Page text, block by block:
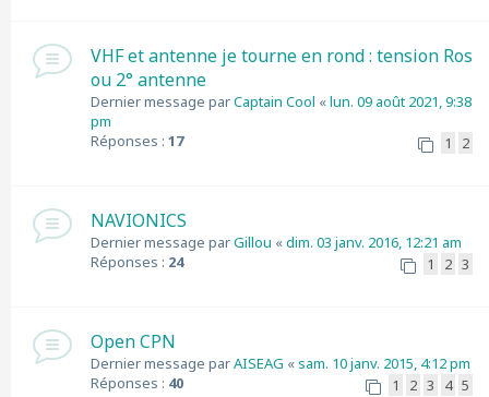
VHF et antenne je tourne en rond : tension Ros
ou 2° antenne
Dernier message parCaptain Cool «lun. 09 août 2021, 9:38
pm
Réponses : 17 1 2
NAVIONICS
Dernier message parGillou «dim. 03 janv. 2016, 12:21 am
Réponses : 24 1 2 3
Open CPN
Dernier message parAISEAG «sam. 10 janv. 2015, 4:12 pm
Réponses : 40 1 2 3 4 5